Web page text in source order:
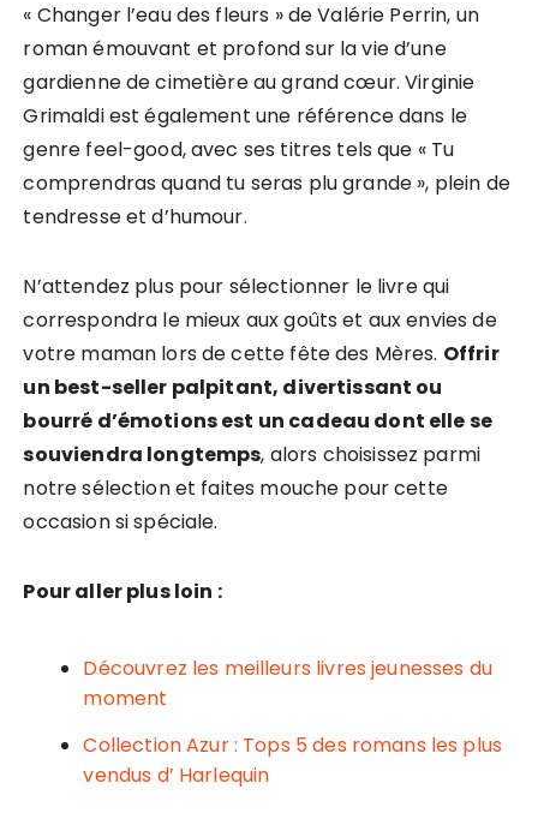
« Changer l’eau des fleurs » de Valérie Perrin, un
roman émouvant et profond sur la vie d’une
gardienne de cimetière au grand cœur. Virginie
Grimaldi est également une référence dans le
genre feel-good, avec ses titres tels que « Tu
comprendras quand tu seras plu grande », plein de
tendresse et d’humour.
N’attendez plus pour sélectionner le livre qui
correspondra le mieux aux goûts et aux envies de
votre maman lors de cette fête des Mères. Offrir
un best-seller palpitant, divertissant ou
bourré d’émotions est un cadeau dont elle se
souviendra longtemps, alors choisissez parmi
notre sélection et faites mouche pour cette
occasion si spéciale.
Pour aller plus loin :
Découvrez les meilleurs livres jeunesses du
moment
Collection Azur : Tops 5 des romans les plus
vendus d’ Harlequin